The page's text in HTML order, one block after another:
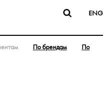
ENG
По брендам
По